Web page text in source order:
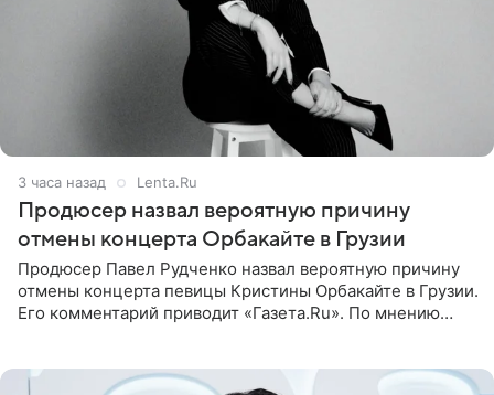
3 часа назад Lenta.Ru
Продюсер назвал вероятную причину
отмены концерта Орбакайте в Грузии
Продюсер Павел Рудченко назвал вероятную причину
отмены концерта певицы Кристины Орбакайте в Грузии.
Его комментарий приводит «Газета.Ru». По мнению